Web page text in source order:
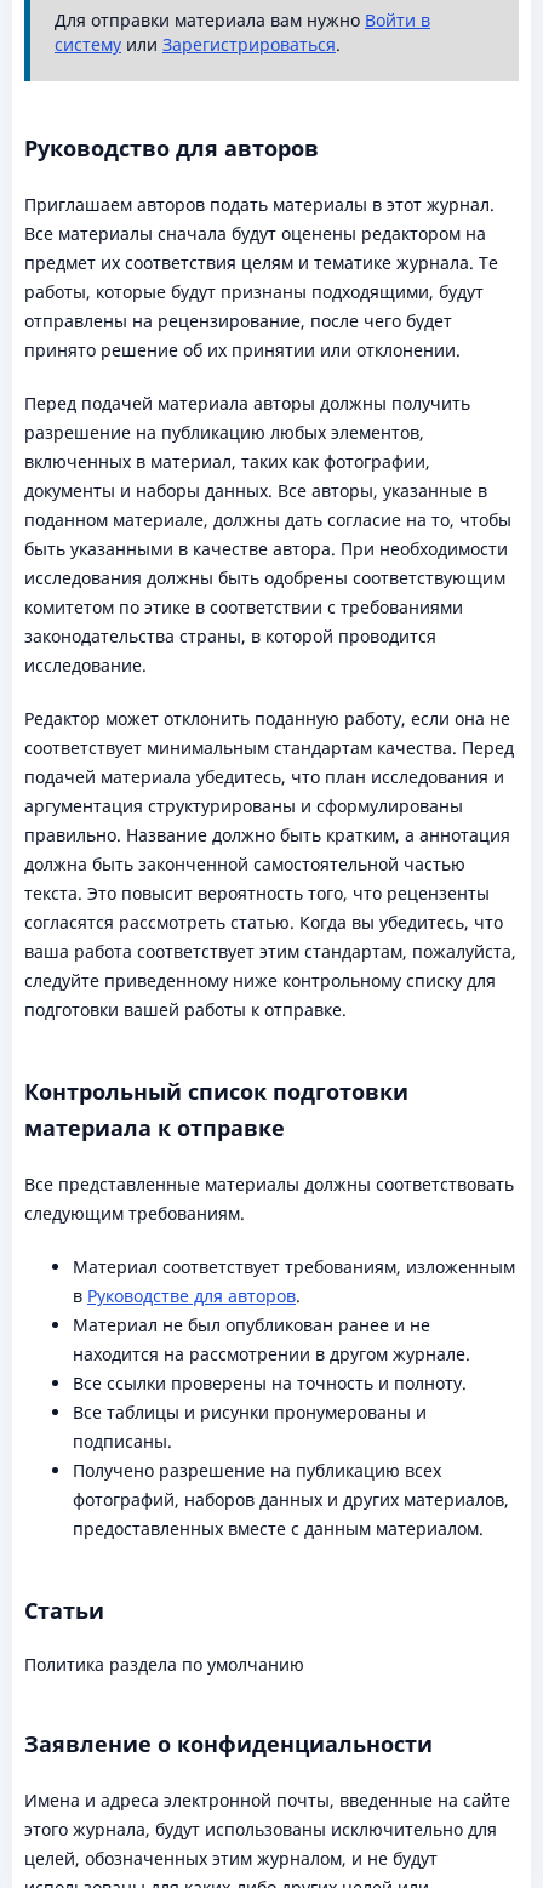
Для отправки материала вам нужно Войти в
системуили Зарегистрироваться.
Руководство для авторов
Приглашаем авторов подать материалы в этот журнал.
Все материалы сначала будут оценены редактором на
предмет их соответствия целям и тематике журнала. Те
работы, которые будут признаны подходящими, будут
отправлены на рецензирование, после чего будет
принято решение об их принятии или отклонении.
Перед подачей материала авторы должны получить
разрешение на публикацию любых элементов,
включенных в материал, таких как фотографии,
документы и наборы данных. Все авторы, указанные в
поданном материале, должны дать согласие на то, чтобы
быть указанными в качестве автора. При необходимости
исследования должны быть одобрены соответствующим
комитетом по этике в соответствии с требованиями
законодательства страны, в которой проводится
исследование.
Редактор может отклонить поданную работу, если она не
соответствует минимальным стандартам качества. Перед
подачей материала убедитесь, что план исследования и
аргументация структурированы и сформулированы
правильно. Название должно быть кратким, а аннотация
должна быть законченной самостоятельной частью
текста. Это повысит вероятность того, что рецензенты
согласятся рассмотреть статью. Когда вы убедитесь, что
ваша работа соответствует этим стандартам, пожалуйста,
следуйте приведенному ниже контрольному списку для
подготовки вашей работы к отправке.
Контрольный список подготовки
материала к отправке
Все представленные материалы должны соответствовать
следующим требованиям.
Материал соответствует требованиям, изложенным
в Руководстве для авторов.
Материал не был опубликован ранее и не
находится на рассмотрении в другом журнале.
Все ссылки проверены на точность и полноту.
Все таблицы и рисунки пронумерованы и
подписаны.
Получено разрешение на публикацию всех
фотографий, наборов данных и других материалов,
предоставленных вместе с данным материалом.
Статьи
Политика раздела по умолчанию
Заявление о конфиденциальности
Имена и адреса электронной почты, введенные на сайте
этого журнала, будут использованы исключительно для
целей, обозначенных этим журналом, и не будут